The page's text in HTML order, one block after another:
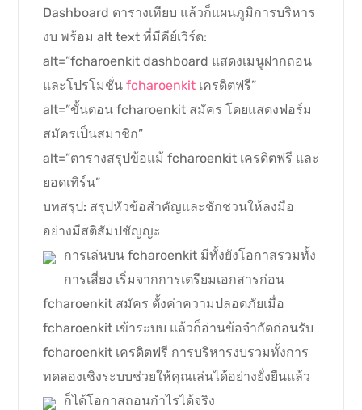
Dashboard ตารางเทียบ แล้วก็แผนภูมิการบริหาร
งบ พร้อม alt text ที่มีคีย์เวิร์ด:
alt=”fcharoenkit dashboard แสดงเมนูฝากถอน
และโปรโมชั่น fcharoenkit เครดิตฟรี”
alt=”ขั้นตอน fcharoenkit สมัคร โดยแสดงฟอร์ม
สมัครเป็นสมาชิก”
alt=”ตารางสรุปข้อแม้ fcharoenkit เครดิตฟรี และ
ยอดเทิร์น”
บทสรุป: สรุปหัวข้อสำคัญและชักชวนให้ลงมือ
อย่างมีสติสัมปชัญญะ
การเล่นบน fcharoenkit มีทั้งยังโอกาสรวมทั้ง
การเสี่ยง เริ่มจากการเตรียมเอกสารก่อน
fcharoenkit สมัคร ตั้งค่าความปลอดภัยเมื่อ
fcharoenkit เข้าระบบ แล้วก็อ่านข้อจำกัดก่อนรับ
fcharoenkit เครดิตฟรี การบริหารงบรวมทั้งการ
ทดลองเชิงระบบช่วยให้คุณเล่นได้อย่างยั่งยืนแล้ว
ก็ได้โอกาสถอนกำไรได้จริง